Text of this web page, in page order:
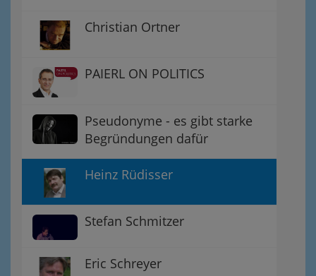
Christian Ortner
PAIERL ON POLITICS
Pseudonyme - es gibt starke
Begründungen dafür
Heinz Rüdisser
Stefan Schmitzer
Eric Schreyer